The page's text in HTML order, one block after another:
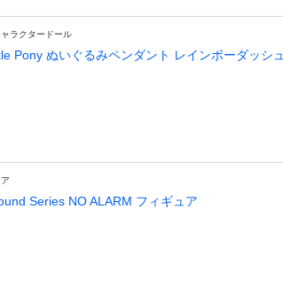
ャラクタードール
Pony ぬいぐるみペンダント レインボーダッシュ
Series NO ALARM フィギュア